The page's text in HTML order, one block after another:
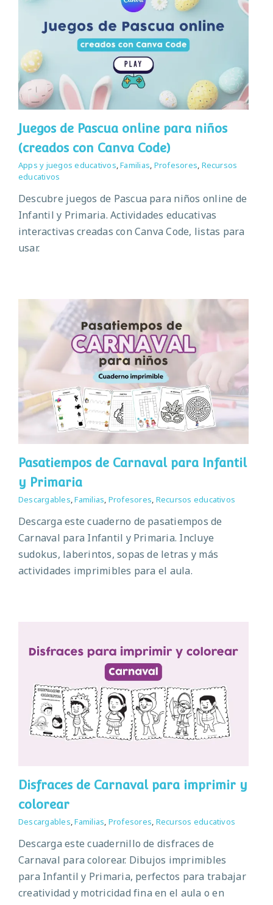
Juegos de Pascua online para niños
(creados con Canva Code)
Apps y juegos educativos,Familias, Profesores, Recursos
educativos
Descubre juegos de Pascua para niños online de
Infantil y Primaria. Actividades educativas
interactivas creadas con Canva Code, listas para
usar.
Pasatiempos de Carnaval para Infantil
y Primaria
Descargables,Familias, Profesores, Recursos educativos
Descarga este cuaderno de pasatiempos de
Carnaval para Infantil y Primaria. Incluye
sudokus, laberintos, sopas de letras y más
actividades imprimibles para el aula.
Disfraces de Carnaval para imprimir y
colorear
Descargables,Familias, Profesores, Recursos educativos
Descarga este cuadernillo de disfraces de
Carnaval para colorear. Dibujos imprimibles
para Infantil y Primaria, perfectos para trabajar
creatividad y motricidad fina en el aula o en